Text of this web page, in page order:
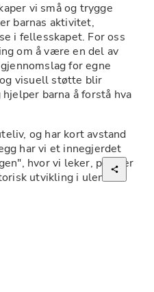
vi små og trygge
barnas aktivitet,
i fellesskapet. For oss
om å være en del av
for egne
visuell støtte blir
barna å forstå hva
og har kort avstand
har vi et innegjerdet
hvor vi leker, plukker
utvikling i ulendt